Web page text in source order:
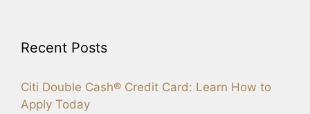
Recent Posts
Citi Double Cash® Credit Card: Learn How to
Apply Today